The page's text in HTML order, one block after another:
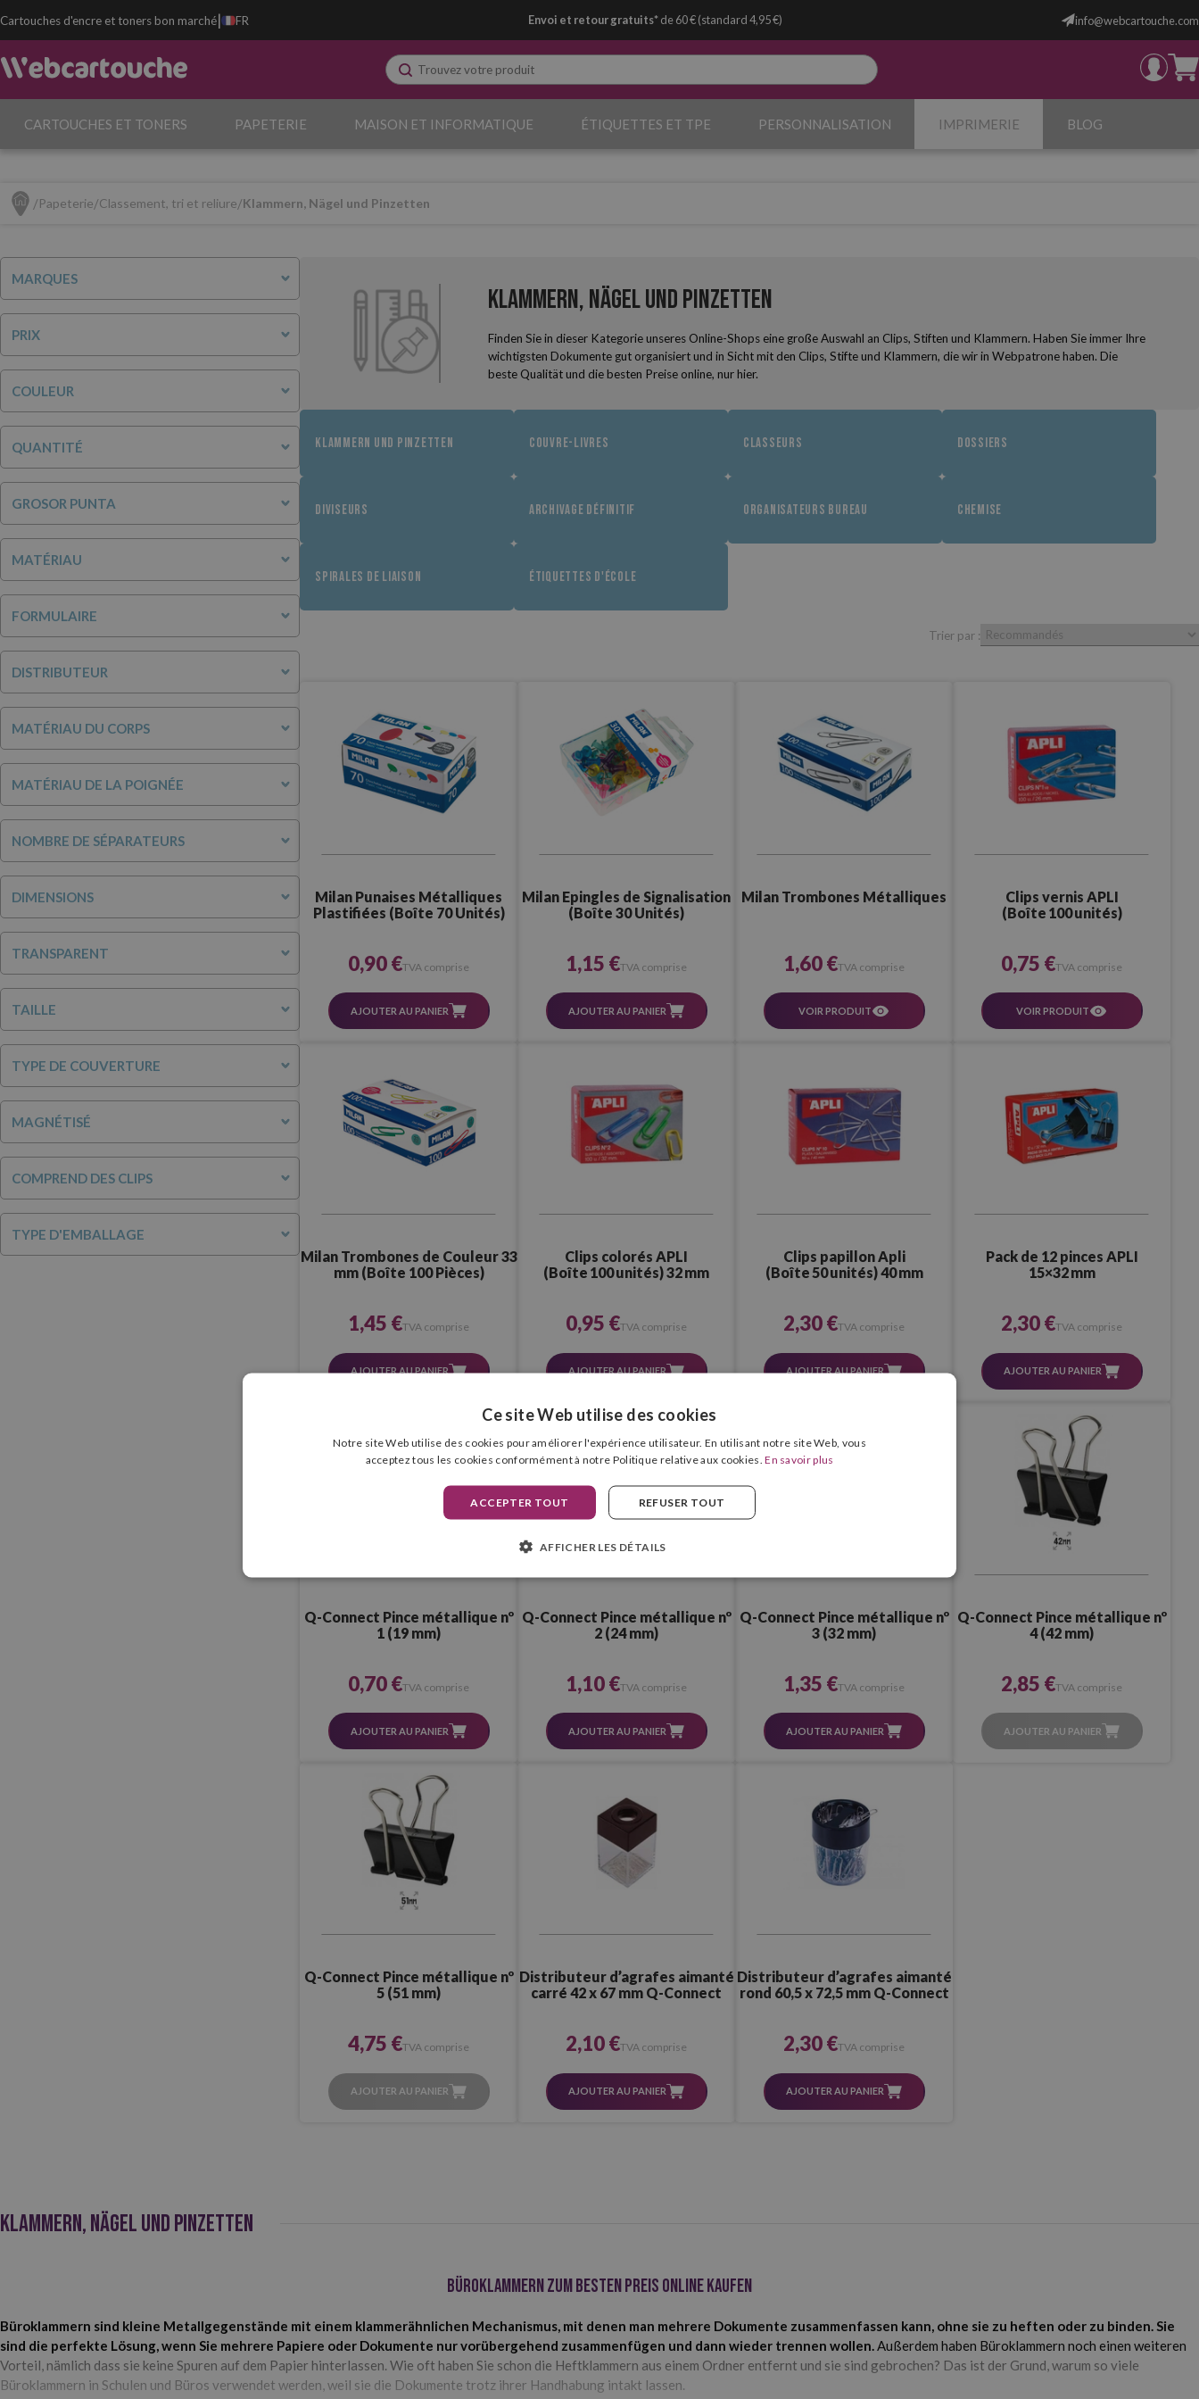
Cartouches d'encre et toners bon marché| FR Envoi et retour gratuits*de 60 € (standard 4,95 €) info@webcartouche.com
CARTOUCHES ET TONERS PAPETERIE MAISON ET INFORMATIQUE ÉTIQUETTES ET TPE PERSONNALISATION IMPRIMERIE BLOG
Papeterie Classement, tri et reliure Klammern, Nägel und Pinzetten
MARQUES
PRIX
COULEUR
QUANTITÉ
GROSOR PUNTA
MATÉRIAU
FORMULAIRE
DISTRIBUTEUR
MATÉRIAU DU CORPS
MATÉRIAU DE LA POIGNÉE
NOMBRE DE SÉPARATEURS
DIMENSIONS
TRANSPARENT
TAILLE
TYPE DE COUVERTURE
MAGNÉTISÉ
COMPREND DES CLIPS
TYPE D'EMBALLAGE
Klammern, Nägel und Pinzetten
Finden Sie in dieser Kategorie unseres Online-Shops eine große Auswahl an Clips, Stiften und Klammern. Haben Sie immer Ihre
wichtigsten Dokumente gut organisiert und in Sicht mit den Clips, Stifte und Klammern, die wir in Webpatrone haben. Die
beste Qualität und die besten Preise online, nur hier.
KLAMMERN UND PINZETTEN COUVRE-LIVRES CLASSEURS DOSSIERS
DIVISEURS ARCHIVAGE DÉFINITIF ORGANISATEURS BUREAU CHEMISE
SPIRALES DE LIAISON ÉTIQUETTES D'ÉCOLE
Trier par :
Milan Punaises Métalliques
Plastifiées (Boîte 70 Unités)
0,90 €TVA comprise
AJOUTER AU PANIER
Milan Epingles de Signalisation
(Boîte 30 Unités)
1,15 €TVA comprise
AJOUTER AU PANIER
Milan Trombones Métalliques
1,60 €TVA comprise
VOIR PRODUIT
Clips vernis APLI
(Boîte 100 unités)
0,75 €TVA comprise
VOIR PRODUIT
Milan Trombones de Couleur 33
mm (Boîte 100 Pièces)
1,45 €TVA comprise
AJOUTER AU PANIER
Clips colorés APLI
(Boîte 100 unités) 32 mm
0,95 €TVA comprise
AJOUTER AU PANIER
Clips papillon Apli
(Boîte 50 unités) 40 mm
2,30 €TVA comprise
AJOUTER AU PANIER
Pack de 12 pinces APLI
15×32 mm
2,30 €TVA comprise
AJOUTER AU PANIER
Q-Connect Pince métallique nº
1 (19 mm)
0,70 €TVA comprise
AJOUTER AU PANIER
Q-Connect Pince métallique nº
2 (24 mm)
1,10 €TVA comprise
AJOUTER AU PANIER
Q-Connect Pince métallique nº
3 (32 mm)
1,35 €TVA comprise
AJOUTER AU PANIER
Q-Connect Pince métallique nº
4 (42 mm)
2,85 €TVA comprise
AJOUTER AU PANIER
Q-Connect Pince métallique nº
5 (51 mm)
4,75 €TVA comprise
AJOUTER AU PANIER
Distributeur d’agrafes aimanté
carré 42 x 67 mm Q-Connect
2,10 €TVA comprise
AJOUTER AU PANIER
Distributeur d’agrafes aimanté
rond 60,5 x 72,5 mm Q-Connect
2,30 €TVA comprise
AJOUTER AU PANIER
KLAMMERN, NÄGEL UND PINZETTEN
Büroklammern zum besten Preis online kaufen
Büroklammern sind kleine Metallgegenstände mit einem klammerähnlichen Mechanismus, mit denen man mehrere Dokumente zusammenfassen kann, ohne sie zu heften oder zu binden. Sie
sind die perfekte Lösung, wenn Sie mehrere Papiere oder Dokumente nur vorübergehend zusammenfügen und dann wieder trennen wollen. Außerdem haben Büroklammern noch einen weiteren
Vorteil, nämlich dass sie keine Spuren auf dem Papier hinterlassen. Wie oft haben Sie schon die Heftklammern aus einem Ordner entfernt und sie sind gebrochen? Das ist der Grund, warum so viele
Büroklammern in Schulen und Büros verwendet werden, weil sie die Dokumente trotz ihrer Handhabung intakt lassen.
Ce site Web utilise des cookies
Notre site Web utilise des cookies pour améliorer l'expérience utilisateur. En utilisant notre site Web, vous
acceptez tous les cookies conformément à notre Politique relative aux cookies.En savoir plus
ACCEPTER TOUT REFUSER TOUT
AFFICHER LES DÉTAILS